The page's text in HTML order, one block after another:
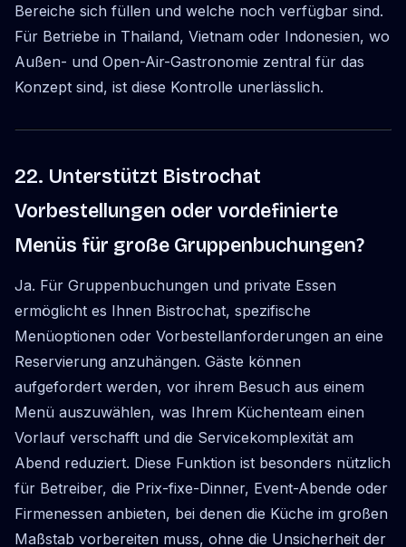
Bereiche sich füllen und welche noch verfügbar sind.
Für Betriebe in Thailand, Vietnam oder Indonesien, wo
Außen- und Open-Air-Gastronomie zentral für das
Konzept sind, ist diese Kontrolle unerlässlich.
22. Unterstützt Bistrochat
Vorbestellungen oder vordefinierte
Menüs für große Gruppenbuchungen?
Ja. Für Gruppenbuchungen und private Essen
ermöglicht es Ihnen Bistrochat, spezifische
Menüoptionen oder Vorbestellanforderungen an eine
Reservierung anzuhängen. Gäste können
aufgefordert werden, vor ihrem Besuch aus einem
Menü auszuwählen, was Ihrem Küchenteam einen
Vorlauf verschafft und die Servicekomplexität am
Abend reduziert. Diese Funktion ist besonders nützlich
für Betreiber, die Prix-fixe-Dinner, Event-Abende oder
Firmenessen anbieten, bei denen die Küche im großen
Maßstab vorbereiten muss, ohne die Unsicherheit der